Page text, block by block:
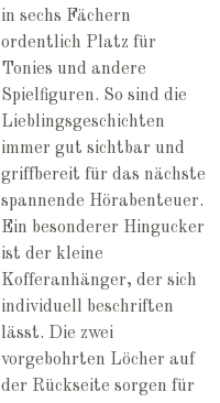
in sechs Fächern
ordentlich Platz für
Tonies und andere
Spielfiguren. So sind die
Lieblingsgeschichten
immer gut sichtbar und
griffbereit für das nächste
spannende Hörabenteuer.
Ein besonderer Hingucker
ist der kleine
Kofferanhänger, der sich
individuell beschriften
lässt. Die zwei
vorgebohrten Löcher auf
der Rückseite sorgen für